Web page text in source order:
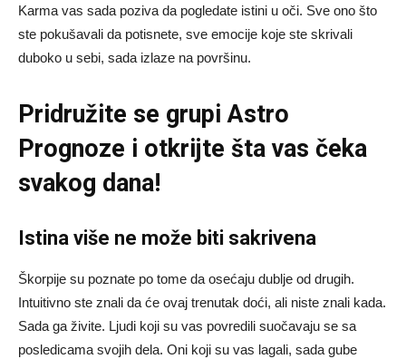
Karma vas sada poziva da pogledate istini u oči. Sve ono što
ste pokušavali da potisnete, sve emocije koje ste skrivali
duboko u sebi, sada izlaze na površinu.
Pridružite se grupiAstro
Prognoze i otkrijte šta vas čeka
svakog dana!
Istina više ne može biti sakrivena
Škorpije su poznate po tome da osećaju dublje od drugih.
Intuitivno ste znali da će ovaj trenutak doći, ali niste znali kada.
Sada ga živite. Ljudi koji su vas povredili suočavaju se sa
posledicama svojih dela. Oni koji su vas lagali, sada gube